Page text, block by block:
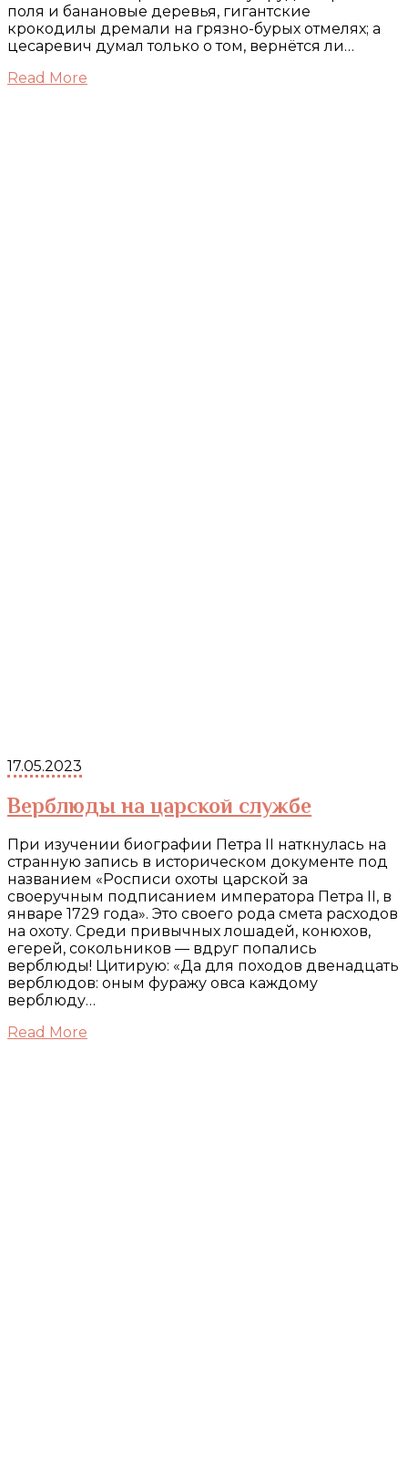
поля и банановые деревья, гигантские
крокодилы дремали на грязно-бурых отмелях; а
цесаревич думал только о том, вернётся ли…
Read More
17.05.2023
Верблюды на царской службе
При изучении биографии Петра II наткнулась на
странную запись в историческом документе под
названием «Росписи охоты царской за
своеручным подписанием императора Петра II, в
январе 1729 года». Это своего рода смета расходов
на охоту. Среди привычных лошадей, конюхов,
егерей, сокольников — вдруг попались
верблюды! Цитирую: «Да для походов двенадцать
верблюдов: оным фуражу овса каждому
верблюду…
Read More